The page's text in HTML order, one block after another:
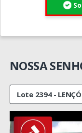
NOSSA